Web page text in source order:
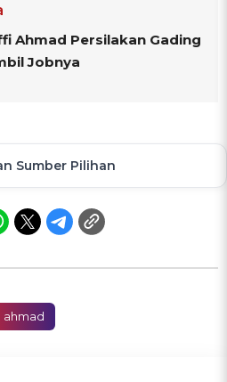
Ahmad Persilakan Gading
Jobnya
Sumber Pilihan
ahmad